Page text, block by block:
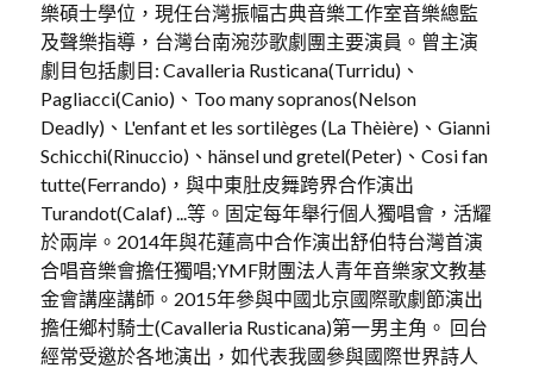
樂碩士學位，現任台灣振幅古典音樂工作室音樂總監
及聲樂指導，台灣台南涴莎歌劇團主要演員。曾主演
劇目包括劇目: Cavalleria Rusticana(Turridu)、
Pagliacci(Canio)、Too many sopranos(Nelson
Deadly)、L'enfant et les sortilèges (La Thèière)、Gianni
Schicchi(Rinuccio)、hänsel und gretel(Peter)、Cosi fan
tutte(Ferrando)，與中東肚皮舞跨界合作演出
Turandot(Calaf) ...等。固定每年舉行個人獨唱會，活耀
於兩岸。2014年與花蓮高中合作演出舒伯特台灣首演
合唱音樂會擔任獨唱;YMF財團法人青年音樂家文教基
金會講座講師。2015年參與中國北京國際歌劇節演出
擔任鄉村騎士(Cavalleria Rusticana)第一男主角。 回台
經常受邀於各地演出，如代表我國參與國際世界詩人